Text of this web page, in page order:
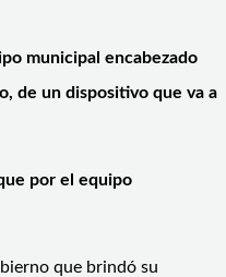
municipal encabezado
de un dispositivo que va a
por el equipo
que brindó su